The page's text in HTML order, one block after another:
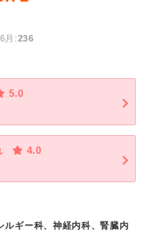
:236
5.0
4.0
ルギー科、神経内科、腎臓内